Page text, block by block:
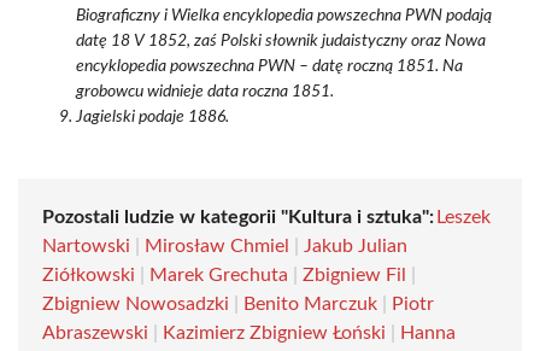
Biograficzny i Wielka encyklopedia powszechna PWN podają
datę 18 V 1852, zaś Polski słownik judaistyczny oraz Nowa
encyklopedia powszechna PWN – datę roczną 1851. Na
grobowcu widnieje data roczna 1851.
Jagielski podaje 1886.
Pozostali ludzie w kategorii "Kultura i sztuka": Leszek
Nartowski
Mirosław Chmiel
Jakub Julian
Ziółkowski
Marek Grechuta Zbigniew Fil
Zbigniew Nowosadzki
Benito Marczuk
Piotr
Abraszewski
Kazimierz Zbigniew Łoński
Hanna